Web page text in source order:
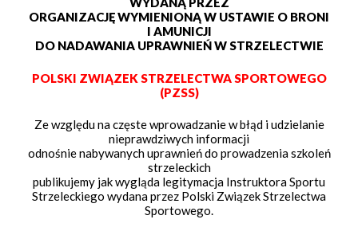
ORGANIZACJĘ WYMIENIONĄ W USTAWIE O BRONI
I AMUNICJI
DO NADAWANIA UPRAWNIEŃ W STRZELECTWIE
POLSKI ZWIĄZEK STRZELECTWA SPORTOWEGO
(PZSS)
Ze względu na częste wprowadzanie w błąd i udzielanie
nieprawdziwych informacji
odnośnie nabywanych uprawnień do prowadzenia szkoleń
strzeleckich
publikujemy jak wygląda legitymacja Instruktora Sportu
Strzeleckiego wydana przez Polski Związek Strzelectwa
Sportowego.